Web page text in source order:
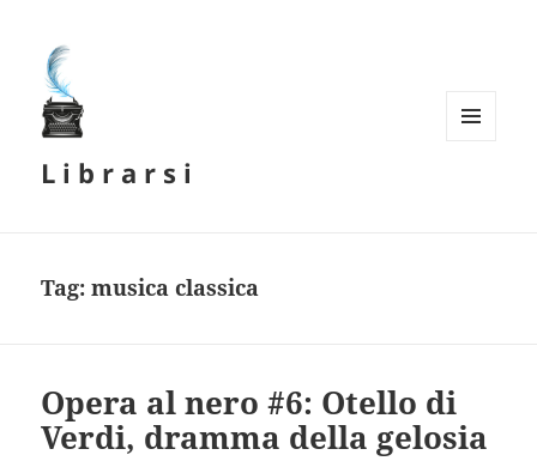
L i b r a r s i
Tag:musica classica
Opera al nero #6: Otello di
Verdi, dramma della gelosia